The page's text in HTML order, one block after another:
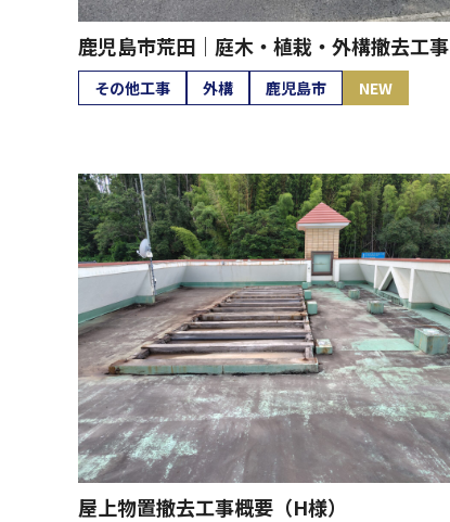
鹿児島市荒田｜庭木・植栽・外構撤去工事
その他工事 外構 鹿児島市 NEW
屋上物置撤去工事概要（H様）